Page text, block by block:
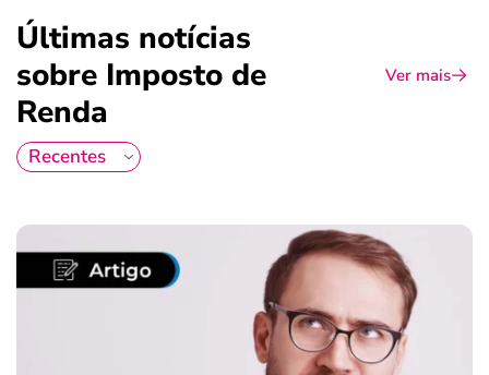
Últimas notícias
sobre Imposto de
Renda
Ver mais